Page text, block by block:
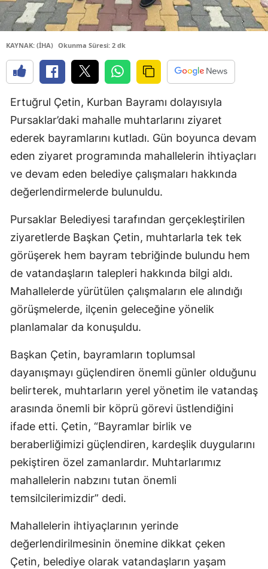
KAYNAK: (İHA) Okunma Süresi: 2 dk
Ertuğrul Çetin, Kurban Bayramı dolayısıyla
Pursaklar’daki mahalle muhtarlarını ziyaret
ederek bayramlarını kutladı. Gün boyunca devam
eden ziyaret programında mahallelerin ihtiyaçları
ve devam eden belediye çalışmaları hakkında
değerlendirmelerde bulunuldu.
Pursaklar Belediyesi tarafından gerçekleştirilen
ziyaretlerde Başkan Çetin, muhtarlarla tek tek
görüşerek hem bayram tebriğinde bulundu hem
de vatandaşların talepleri hakkında bilgi aldı.
Mahallelerde yürütülen çalışmaların ele alındığı
görüşmelerde, ilçenin geleceğine yönelik
planlamalar da konuşuldu.
Başkan Çetin, bayramların toplumsal
dayanışmayı güçlendiren önemli günler olduğunu
belirterek, muhtarların yerel yönetim ile vatandaş
arasında önemli bir köprü görevi üstlendiğini
ifade etti. Çetin, “Bayramlar birlik ve
beraberliğimizi güçlendiren, kardeşlik duygularını
pekiştiren özel zamanlardır. Muhtarlarımız
mahallelerin nabzını tutan önemli
temsilcilerimizdir” dedi.
Mahallelerin ihtiyaçlarının yerinde
değerlendirilmesinin önemine dikkat çeken
Çetin, belediye olarak vatandaşların yaşam